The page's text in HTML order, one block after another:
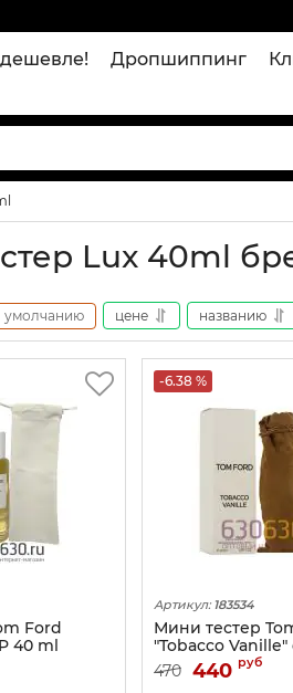
Дропшиппинг
Lux 40ml
умолчанию цене названию
Ford
40 ml
-6.38 %
Артикул: 183534
Мини тестер
"Tobacco
470 440 руб